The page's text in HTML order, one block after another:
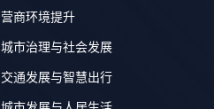
营商环境提升
城市治理与社会发展
交通发展与智慧出行